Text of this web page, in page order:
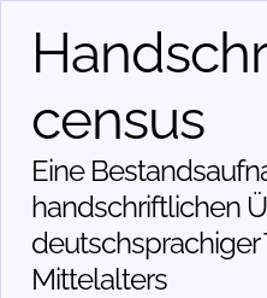
census
Eine
handschriftlichen
deutschsprachiger
Mittelalters